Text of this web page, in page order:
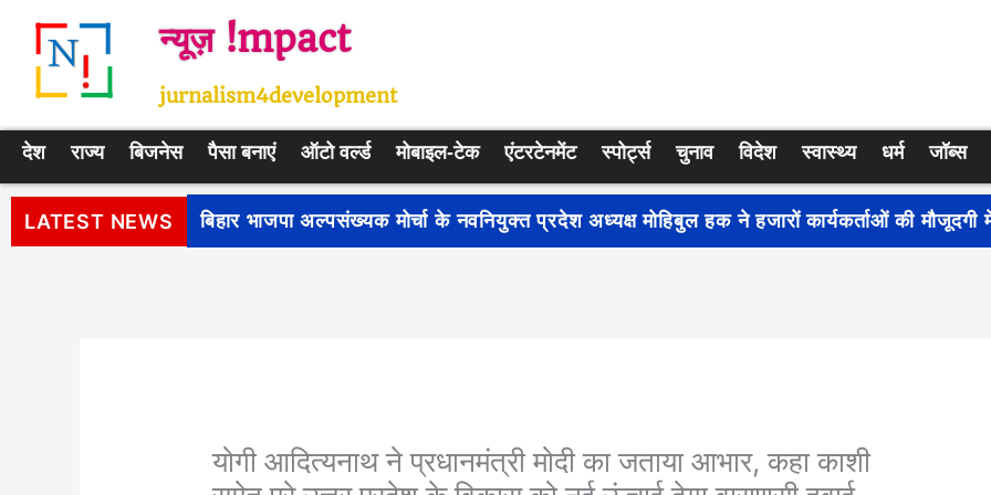
न्यूज़ !mpact
jurnalism4development
देश राज्य बिजनेस पैसा बनाएं ऑटो वर्ल्ड मोबाइल-टेक एंटरटेनमेंट स्पोर्ट्स चुनाव विदेश स्वास्थ्य धर्म जॉब्स
LATEST NEWS पीएम सूर्य घर: मुफ्त बिजली योजना के प्रति जागरूकता बढ़ाने के लिए देशभर में शुरू हुआ नुक्कड़ नाटक
योगी आदित्यनाथ ने प्रधानमंत्री मोदी का जताया आभार, कहा काशी